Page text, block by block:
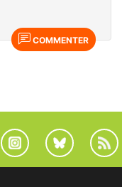
COMMENTER